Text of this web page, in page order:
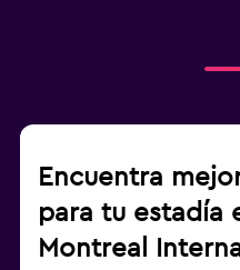
Encuentra
para tu estadía
Montreal